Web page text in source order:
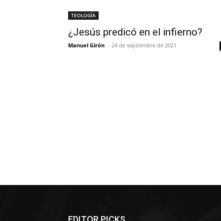
TEOLOGÍA
¿Jesús predicó en el infierno?
Manuel Girón - 24 de septiembre de 2021